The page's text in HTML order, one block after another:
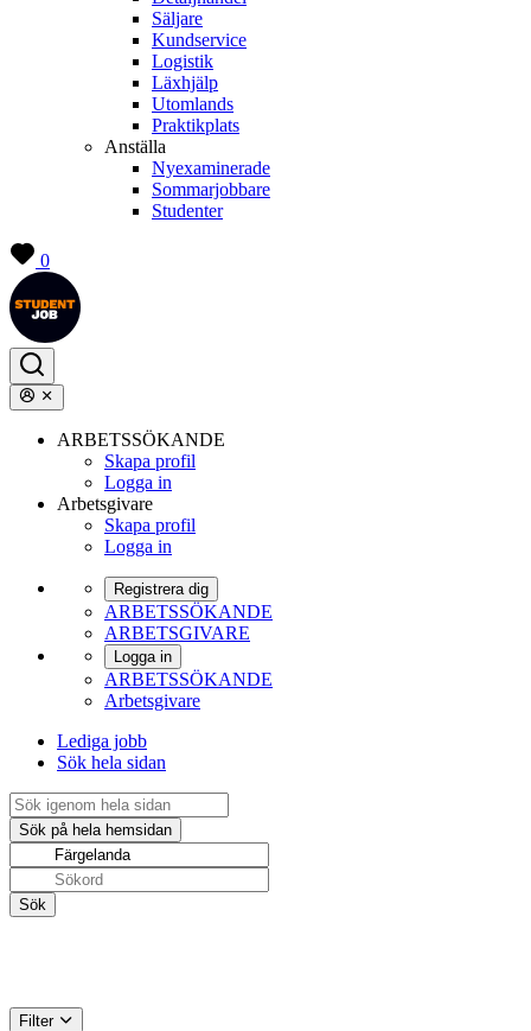
Säljare
Kundservice
Logistik
Läxhjälp
Utomlands
Praktikplats
Anställa
Nyexaminerade
Sommarjobbare
Studenter
0
ARBETSSÖKANDE
Skapa profil
Logga in
Arbetsgivare
Skapa profil
Logga in
Registrera dig
ARBETSSÖKANDE
ARBETSGIVARE
Logga in
ARBETSSÖKANDE
Arbetsgivare
Lediga jobb
Sök hela sidan
Filter